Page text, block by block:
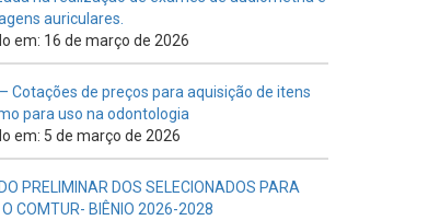
auriculares.
em: 16 de março de 2026
Cotações de preços para aquisição de itens
para uso na odontologia
em: 5 de março de 2026
PRELIMINAR DOS SELECIONADOS PARA
COMTUR- BIÊNIO 2026-2028